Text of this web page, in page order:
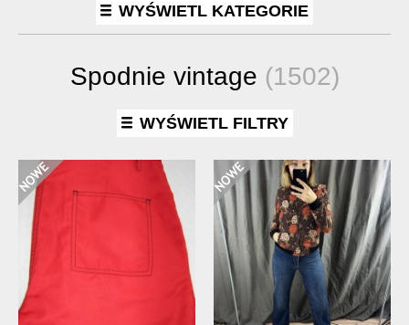
WYŚWIETL KATEGORIE
Spodnie vintage (1502)
WYŚWIETL FILTRY